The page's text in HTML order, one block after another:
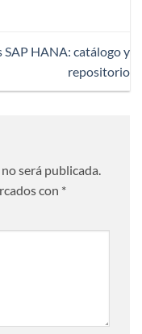
SAP HANA: catálogo y
repositorio
será publicada.
con *